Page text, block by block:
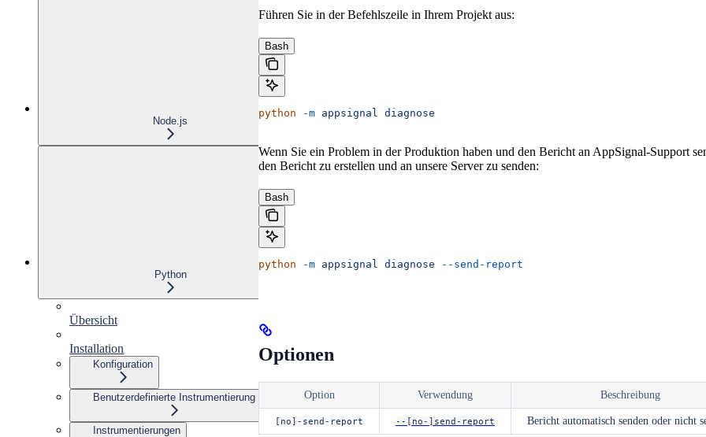
Node.js
Python
Übersicht
Installation
Konfiguration
Benutzerdefinierte Instrumentierung
Instrumentierungen
Führen Sie in der Befehlszeile in Ihrem Projekt aus:
Bash
python -m appsignal diagnose
Wenn Sie ein Problem in der Produktion haben und den Bericht an AppSignal-Support
den Bericht zu erstellen und an unsere Server zu senden:
Bash
python -m appsignal diagnose --send-report
Optionen
Option Verwendung Beschreibung
[no]-send-report --[no-]send-report Bericht automatisch senden oder nicht